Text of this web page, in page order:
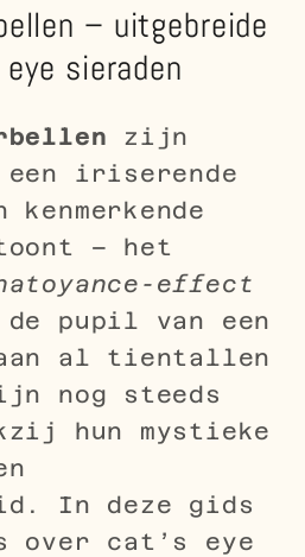
– uitgebreide
sieraden
zijn
een iriserende
– het
effect
pupil van een
al tientallen
nog steeds
hun mystieke
In deze gids
cat’s eye